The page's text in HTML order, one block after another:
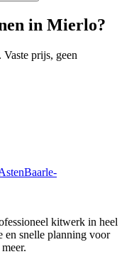
in Mierlo?
prijs, geen
Baarle-
kitwerk in heel
en snelle planning voor